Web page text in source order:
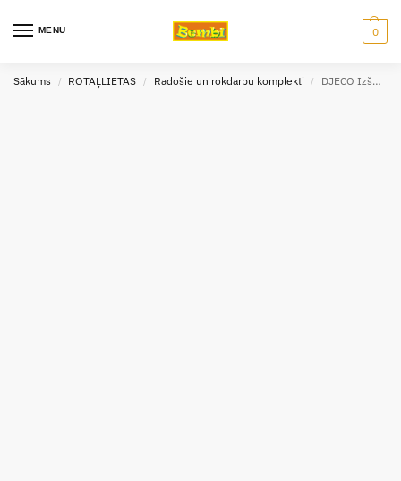
MENU 0
Sākums / ROTAĻLIETAS / Radošie un rokdarbu komplekti / DJECO Izšūšana ar dziju – Vilnas džemperītis